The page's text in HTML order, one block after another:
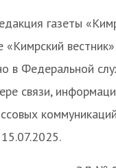
газеты
«Кимрский вестник»
в Федеральной
связи,
коммуникаций